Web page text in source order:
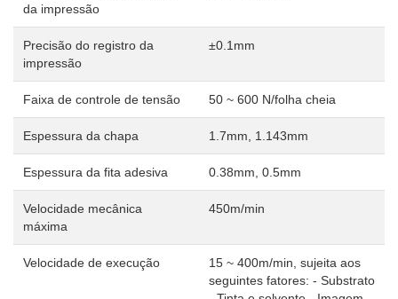
da impressão
Precisão do registro da
impressão
±0.1mm
Faixa de controle de tensão 50 ~ 600 N/folha cheia
Espessura da chapa 1.7mm, 1.143mm
Espessura da fita adesiva 0.38mm, 0.5mm
Velocidade mecânica
máxima
450m/min
Velocidade de execução
15 ~ 400m/min, sujeita aos
seguintes fatores: - Substrato